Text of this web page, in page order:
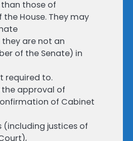
than those of
the House. They may
are not an
of the Senate) in
required to.
the approval of
of Cabinet
(including justices of